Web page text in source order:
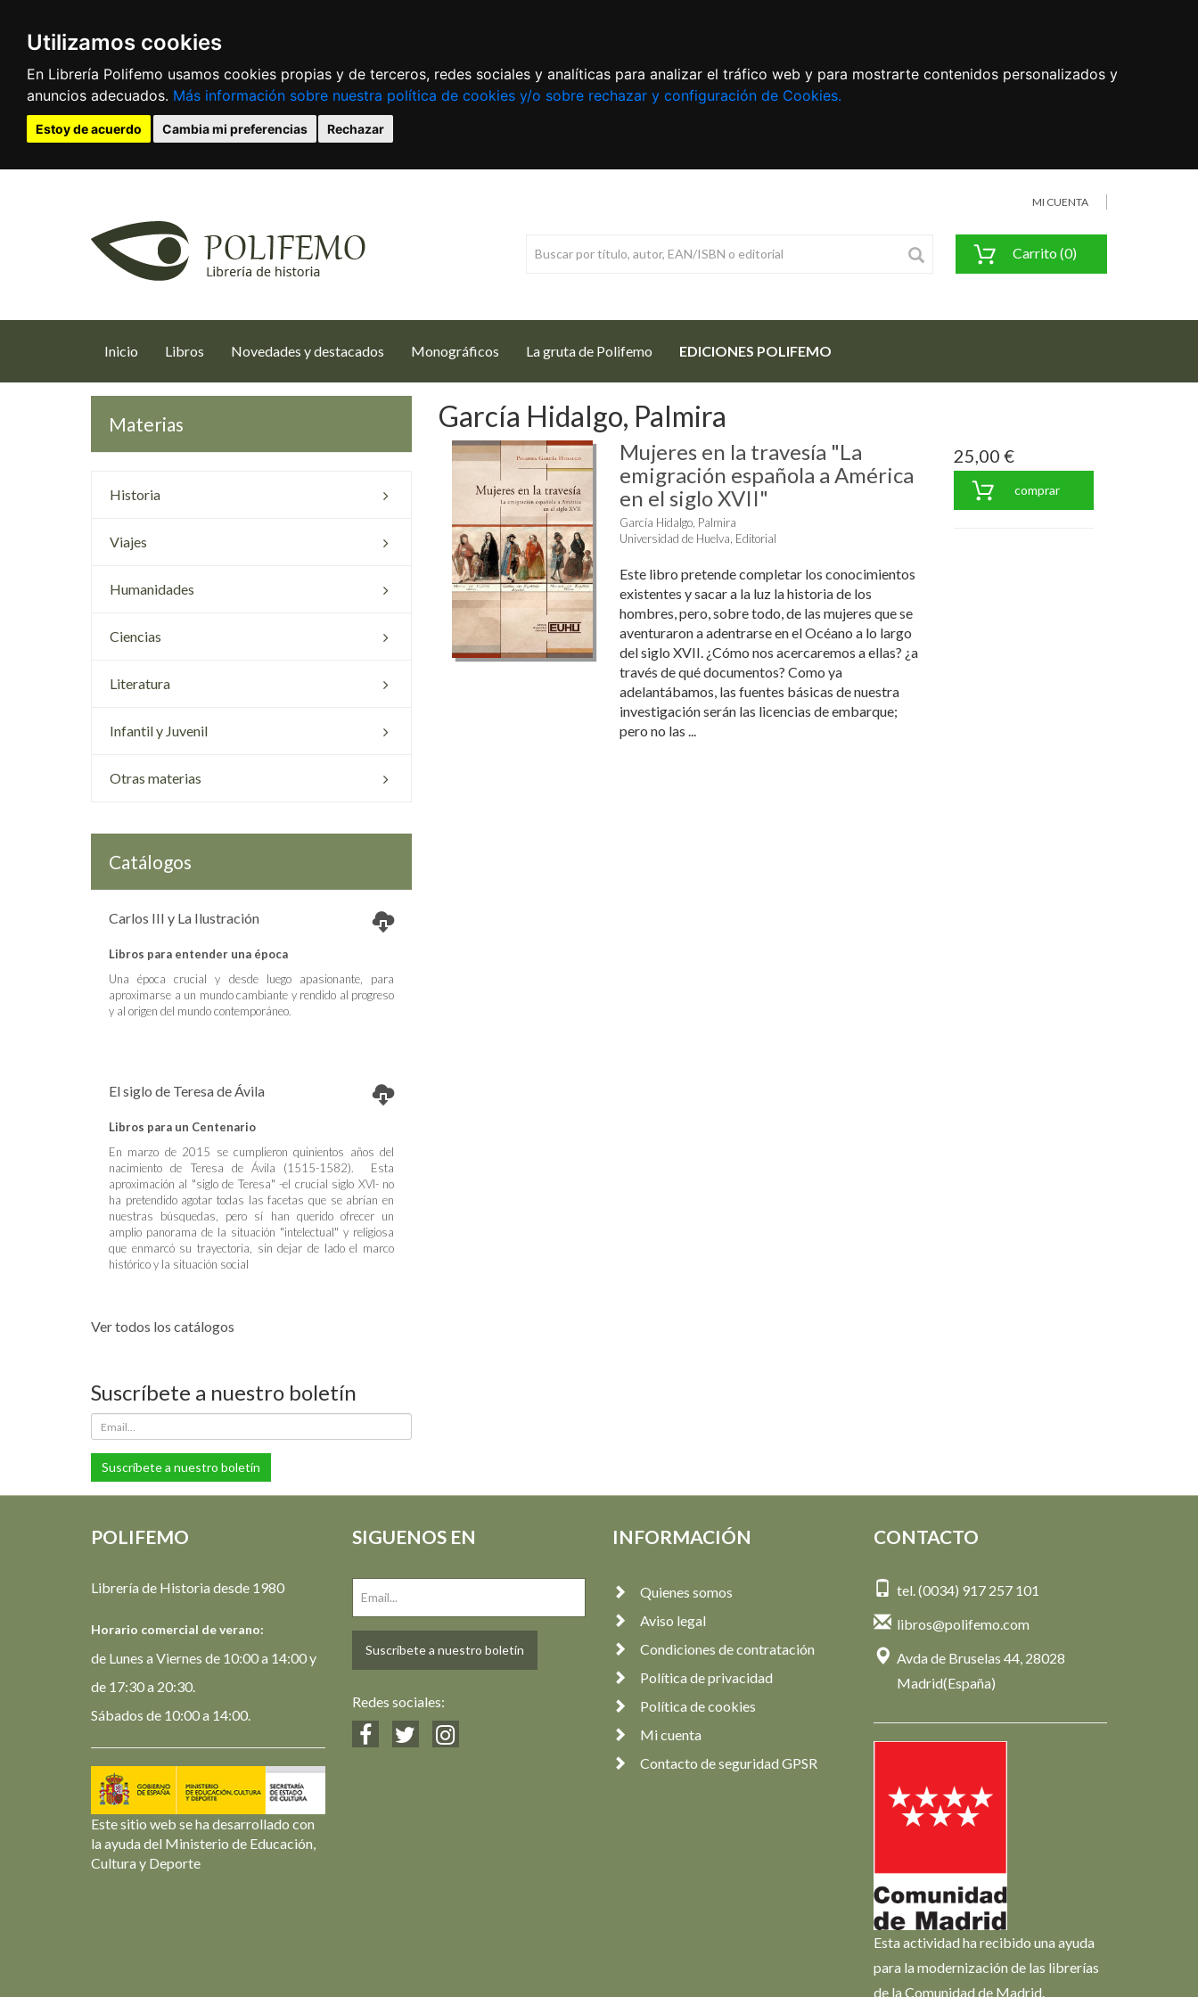
Utilizamos cookies
En Librería Polifemo usamos cookies propias y de terceros, redes sociales y analíticas para analizar el tráfico web y para mostrarte contenidos personalizados y
anuncios adecuados. Más información sobre nuestra política de cookies y/o sobre rechazar y configuración de Cookies.
Estoy de acuerdo Cambia mi preferencias Rechazar
MI CUENTA
Carrito (0)
Inicio (current)
Libros Novedades y destacados Monográficos La gruta de Polifemo EDICIONES POLIFEMO
Materias
Historia
Viajes
Humanidades
Ciencias
Literatura
Infantil y Juvenil
Otras materias
Catálogos
Carlos III y La Ilustración
Libros para entender una época
Una época crucial y desde luego apasionante, para
aproximarse a un mundo cambiante y rendido al progreso
y al origen del mundo contemporáneo.
El siglo de Teresa de Ávila
Libros para un Centenario
En marzo de 2015 se cumplieron quinientos años del
nacimiento de Teresa de Ávila (1515-1582). Esta
aproximación al "siglo de Teresa" -el crucial siglo XVI- no
ha pretendido agotar todas las facetas que se abrían en
nuestras búsquedas, pero sí han querido ofrecer un
amplio panorama de la situación "intelectual" y religiosa
que enmarcó su trayectoria, sin dejar de lado el marco
histórico y la situación social
Ver todos los catálogos
Suscríbete a nuestro boletín
Suscríbete a nuestro boletín
García Hidalgo, Palmira
Mujeres en la travesía "La
emigración española a América
en el siglo XVII"
García Hidalgo, Palmira
Universidad de Huelva, Editorial
Este libro pretende completar los conocimientos
existentes y sacar a la luz la historia de los
hombres, pero, sobre todo, de las mujeres que se
aventuraron a adentrarse en el Océano a lo largo
del siglo XVII. ¿Cómo nos acercaremos a ellas? ¿a
través de qué documentos? Como ya
adelantábamos, las fuentes básicas de nuestra
investigación serán las licencias de embarque;
pero no las ...
25,00 €
comprar
POLIFEMO
Librería de Historia desde 1980
Horario comercial de verano:
de Lunes a Viernes de 10:00 a 14:00 y
de 17:30 a 20:30.
Sábados de 10:00 a 14:00.
Este sitio web se ha desarrollado con
la ayuda del Ministerio de Educación,
Cultura y Deporte
SIGUENOS EN
Suscríbete a nuestro boletín
Redes sociales:
INFORMACIÓN
Quienes somos
Aviso legal
Condiciones de contratación
Política de privacidad
Política de cookies
Mi cuenta
Contacto de seguridad GPSR
CONTACTO
tel. (0034) 917 257 101
libros@polifemo.com
Avda de Bruselas 44, 28028
Madrid(España)
Esta actividad ha recibido una ayuda
para la modernización de las librerías
de la Comunidad de Madrid.